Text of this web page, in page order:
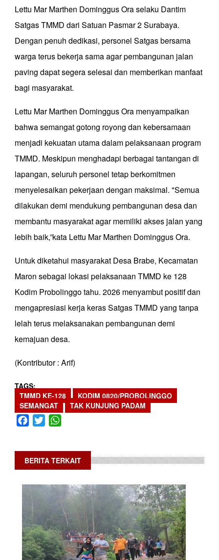
Lettu Mar Marthen Dominggus Ora selaku Dantim
Satgas TMMD dari Satuan Pasmar 2 Surabaya.
Dengan penuh dedikasi, personel Satgas bersama
warga terus bekerja sama agar pembangunan jalan
paving dapat segera selesai dan memberikan manfaat
bagi masyarakat.
Lettu Mar Marthen Dominggus Ora menyampaikan
bahwa semangat gotong royong dan kebersamaan
menjadi kekuatan utama dalam pelaksanaan program
TMMD. Meskipun menghadapi berbagai tantangan di
lapangan, seluruh personel tetap berkomitmen
menyelesaikan pekerjaan dengan maksimal. "Semua
dilakukan demi mendukung pembangunan desa dan
membantu masyarakat agar memiliki akses jalan yang
lebih baik,”kata Lettu Mar Marthen Dominggus Ora.
Untuk diketahui masyarakat Desa Brabe, Kecamatan
Maron sebagai lokasi pelaksanaan TMMD ke 128
Kodim Probolinggo tahu. 2026 menyambut positif dan
mengapresiasi kerja keras Satgas TMMD yang tanpa
lelah terus melaksanakan pembangunan demi
kemajuan desa.
(Kontributor : Arif)
TAGS
TMMD KE-128
KODIM 0820/PROBOLINGGO
SEMANGAT
TAK KUNJUNG PADAM
Facebook
Twitter
BERITA TERKAIT